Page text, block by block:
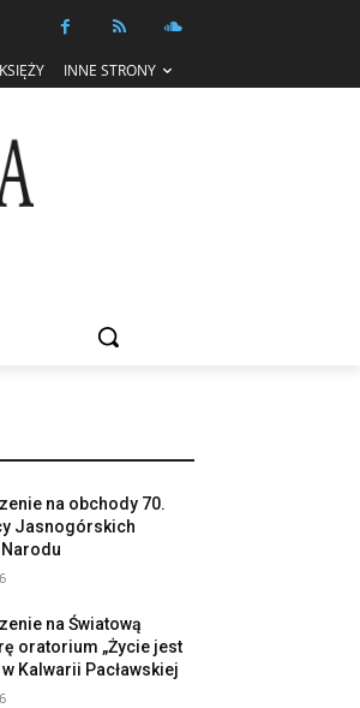
INNE STRONY
na obchody 70.
Jasnogórskich
na Światową
oratorium „Życie jest
Kalwarii Pacławskiej